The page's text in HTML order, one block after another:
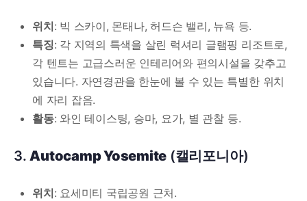
위치: 빅 스카이, 몬태나, 허드슨 밸리, 뉴욕 등.
특징: 각 지역의 특색을 살린 럭셔리 글램핑 리조트로,
각 텐트는 고급스러운 인테리어와 편의시설을 갖추고
있습니다. 자연경관을 한눈에 볼 수 있는 특별한 위치
에 자리 잡음.
활동: 와인 테이스팅, 승마, 요가, 별 관찰 등.
3.Autocamp Yosemite (캘리포니아)
위치: 요세미티 국립공원 근처.